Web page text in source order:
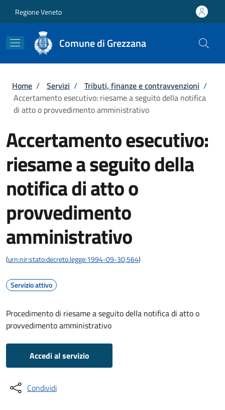
Regione Veneto
Comune di Grezzana
Briciole di pane
Home / Servizi / Tributi, finanze e contravvenzioni /
Accertamento esecutivo: riesame a seguito della notifica
di atto o provvedimento amministrativo
Accertamento esecutivo:
riesame a seguito della
notifica di atto o
provvedimento
amministrativo
(urn:nir:stato:decreto.legge:1994-09-30;564)
Servizio attivo
Procedimento di riesame a seguito della notifica di atto o
provvedimento amministrativo
Accedi al servizio
Condividi